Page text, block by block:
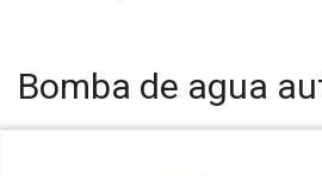
Bomba de agua